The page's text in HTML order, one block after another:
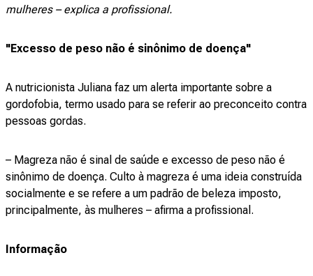
mulheres – explica a profissional.
"Excesso de peso não é sinônimo de doença"
A nutricionista Juliana faz um alerta importante sobre a
gordofobia, termo usado para se referir ao preconceito contra
pessoas gordas.
– Magreza não é sinal de saúde e excesso de peso não é
sinônimo de doença. Culto à magreza é uma ideia construída
socialmente e se refere a um padrão de beleza imposto,
principalmente, às mulheres – afirma a profissional.
Informação